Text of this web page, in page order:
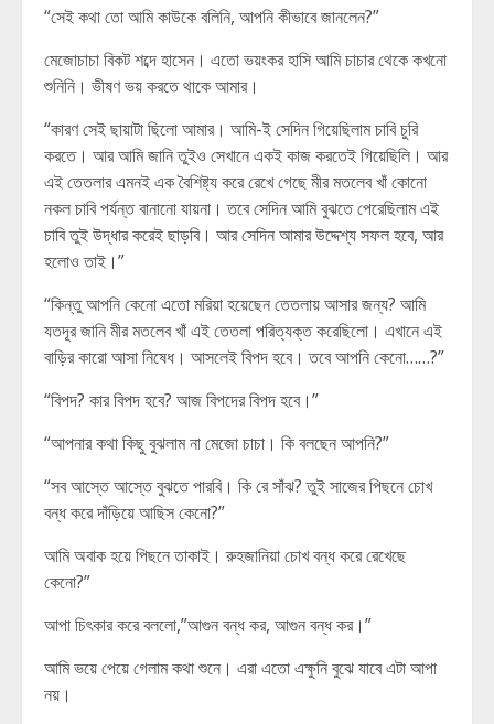
“সেই কথা তো আমি কাউকে বলিনি, আপনি কীভাবে জানলেন?”
মেজোচাচা বিকট শব্দে হাসেন। এতো ভয়ংকর হাসি আমি চাচার থেকে কখনো
শুনিনি। ভীষণ ভয় কর‍তে থাকে আমার।
“কারণ সেই ছায়াটা ছিলো আমার। আমি-ই সেদিন গিয়েছিলাম চাবি চুরি
করতে। আর আমি জানি তুইও সেখানে একই কাজ করতেই গিয়েছিলি। আর
এই তেতলার এমনই এক বৈশিষ্ট্য করে রেখে গেছে মীর মতলেব খাঁ কোনো
নকল চাবি পর্যন্ত বানানো যায়না। তবে সেদিন আমি বুঝতে পেরেছিলাম এই
চাবি তুই উদ্ধার করেই ছাড়বি। আর সেদিন আমার উদ্দেশ্য সফল হবে, আর
হলোও তাই।”
“কিন্তু আপনি কেনো এতো মরিয়া হয়েছেন তেতলায় আসার জন্য? আমি
যতদূর জানি মীর মতলেব খাঁ এই তেতলা পরিত্যক্ত করেছিলো। এখানে এই
বাড়ির কারো আসা নিষেধ। আসলেই বিপদ হবে। তবে আপনি কেনো……?”
“বিপদ? কার বিপদ হবে? আজ বিপদের বিপদ হবে।”
“আপনার কথা কিছু বুঝলাম না মেজো চাচা। কি বলছেন আপনি?”
“সব আস্তে আস্তে বুঝতে পারবি। কি রে সাঁঝ? তুই সাজের পিছনে চোখ
বন্ধ করে দাঁড়িয়ে আছিস কেনো?”
আমি অবাক হয়ে পিছনে তাকাই। রুহজানিয়া চোখ বন্ধ করে রেখেছে
কেনো?”
আপা চিৎকার করে বললো,”আগুন বন্ধ কর, আগুন বন্ধ কর।”
আমি ভয়ে পেয়ে গেলাম কথা শুনে। এরা এতো এক্ষুনি বুঝে যাবে এটা আপা
নয়।